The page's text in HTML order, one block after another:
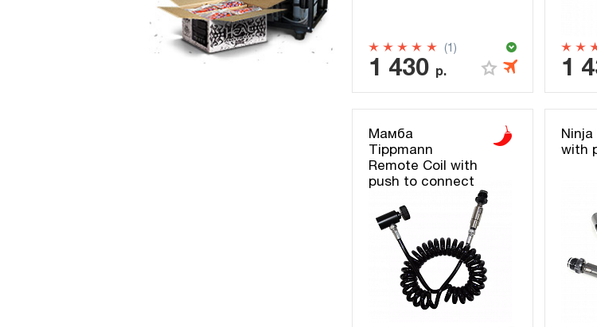
(1)
1 430 р. 1
Мамба
Tippmann
Remote Coil with
push to connect
Ninja
with